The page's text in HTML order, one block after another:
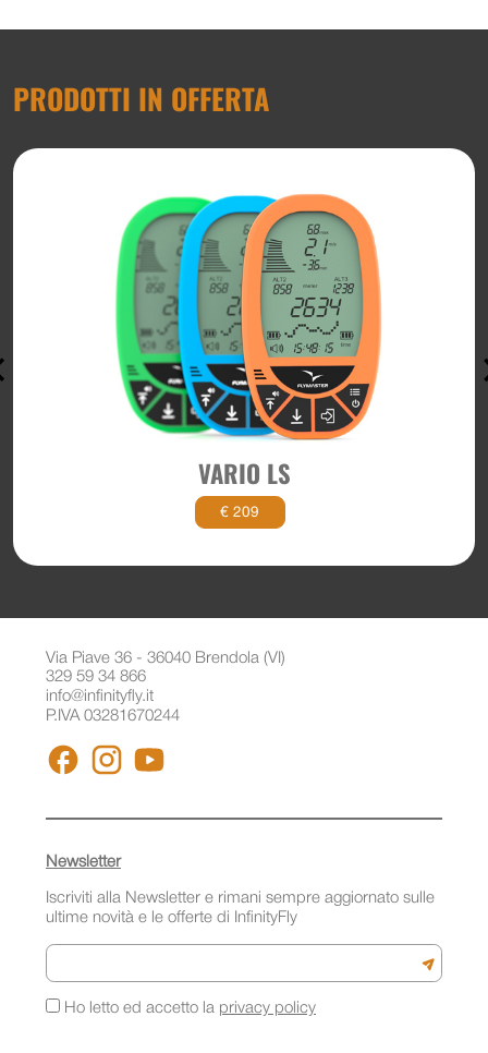
PRODOTTI IN OFFERTA
VARIO LS
€ 209
Via Piave 36 - 36040 Brendola (VI)
329 59 34 866
info@infinityfly.it
P.IVA 03281670244
FACEBOOKINSTAGRAM
Newsletter
Iscriviti alla Newsletter e rimani sempre aggiornato sulle
ultime novità e le offerte di InfinityFly
Email
Iscriviti
Ho letto ed accetto la privacy policy